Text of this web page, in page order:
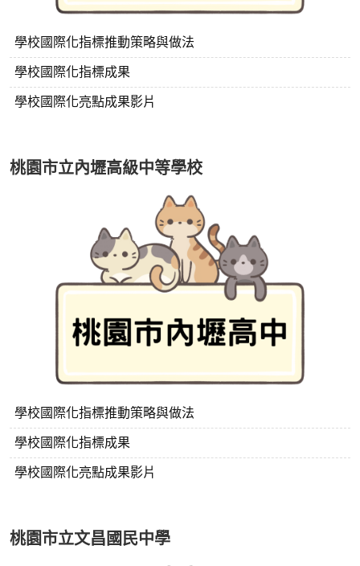
學校國際化指標推動策略與做法
學校國際化指標成果
學校國際化亮點成果影片
桃園市立內壢高級中等學校
學校國際化指標推動策略與做法
學校國際化指標成果
學校國際化亮點成果影片
桃園市立文昌國民中學